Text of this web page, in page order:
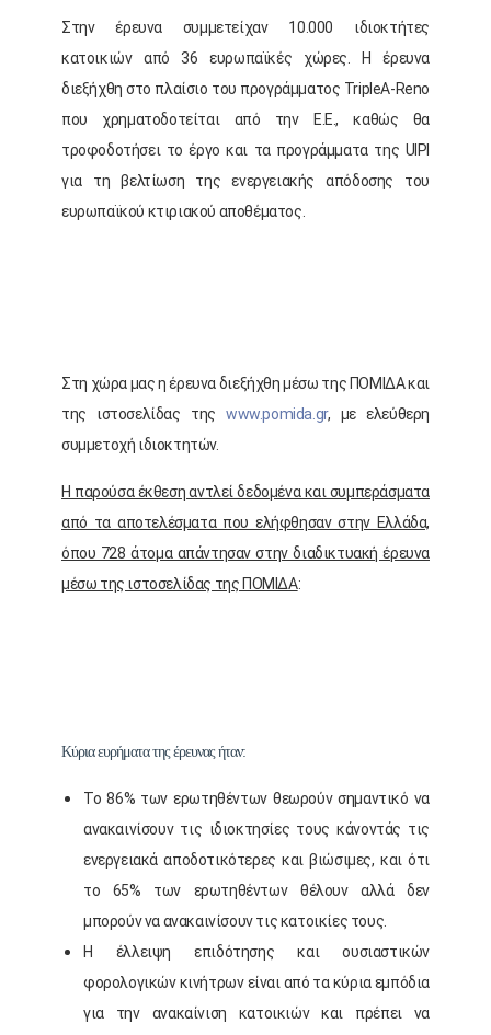
Στην έρευνα συμμετείχαν 10.000 ιδιοκτήτες
κατοικιών από 36 ευρωπαϊκές χώρες. Η έρευνα
διεξήχθη στο πλαίσιο του προγράμματος TripleA-Reno
που χρηματοδοτείται από την Ε.Ε., καθώς θα
τροφοδοτήσει το έργο και τα προγράμματα της UIPI
για τη βελτίωση της ενεργειακής απόδοσης του
ευρωπαϊκού κτιριακού αποθέματος.
Στη χώρα μας η έρευνα διεξήχθη μέσω της ΠΟΜΙΔΑ και
της ιστοσελίδας τηςwww.pomida.gr, με ελεύθερη
συμμετοχή ιδιοκτητών.
Η παρούσα έκθεση αντλεί δεδομένα και συμπεράσματα
από τα αποτελέσματα που ελήφθησαν στην Ελλάδα,
όπου 728 άτομα απάντησαν στην διαδικτυακή έρευνα
μέσω της ιστοσελίδας της ΠΟΜΙΔΑ:
Κύρια ευρήματα της έρευνας ήταν:
Το 86% των ερωτηθέντων θεωρούν σημαντικό να
ανακαινίσουν τις ιδιοκτησίες τους κάνοντάς τις
ενεργειακά αποδοτικότερες και βιώσιμες, και ότι
το 65% των ερωτηθέντων θέλουν αλλά δεν
μπορούν να ανακαινίσουν τις κατοικίες τους.
Η έλλειψη επιδότησης και ουσιαστικών
φορολογικών κινήτρων είναι από τα κύρια εμπόδια
για την ανακαίνιση κατοικιών και πρέπει να